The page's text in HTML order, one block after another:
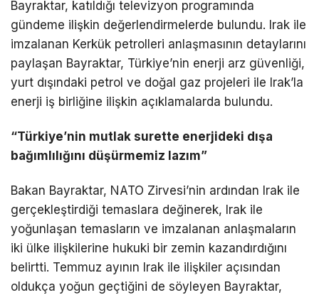
Bayraktar, katıldığı televizyon programında
gündeme ilişkin değerlendirmelerde bulundu. Irak ile
imzalanan Kerkük petrolleri anlaşmasının detaylarını
paylaşan Bayraktar, Türkiye’nin enerji arz güvenliği,
yurt dışındaki petrol ve doğal gaz projeleri ile Irak’la
enerji iş birliğine ilişkin açıklamalarda bulundu.
“Türkiye’nin mutlak surette enerjideki dışa
bağımlılığını düşürmemiz lazım”
Bakan Bayraktar, NATO Zirvesi’nin ardından Irak ile
gerçekleştirdiği temaslara değinerek, Irak ile
yoğunlaşan temasların ve imzalanan anlaşmaların
iki ülke ilişkilerine hukuki bir zemin kazandırdığını
belirtti. Temmuz ayının Irak ile ilişkiler açısından
oldukça yoğun geçtiğini de söyleyen Bayraktar,